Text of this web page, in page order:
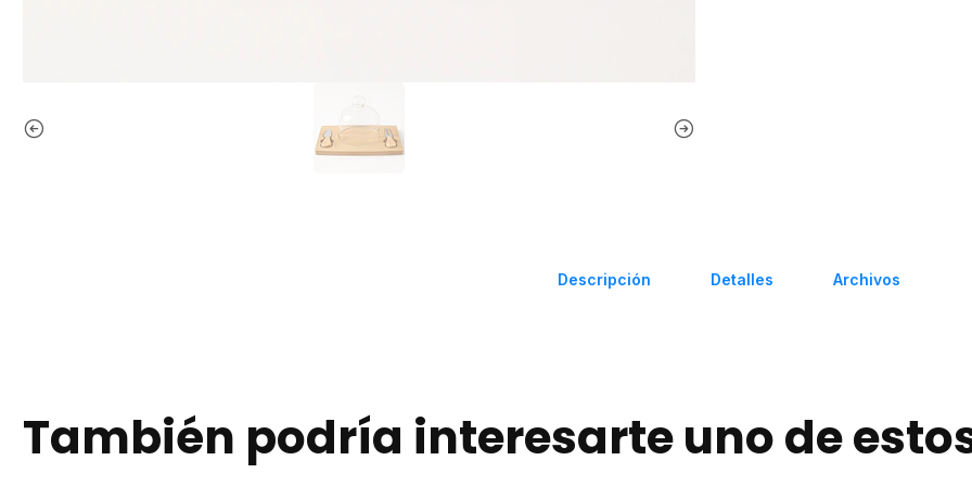
Descripción Detalles Archivos
También podría interesarte uno de